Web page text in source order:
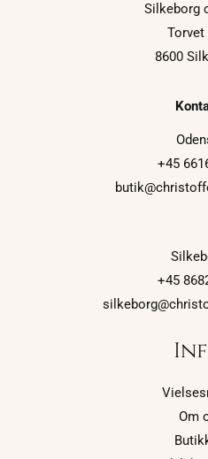
Silkeborg
Torvet
8600
+45
+45
Om